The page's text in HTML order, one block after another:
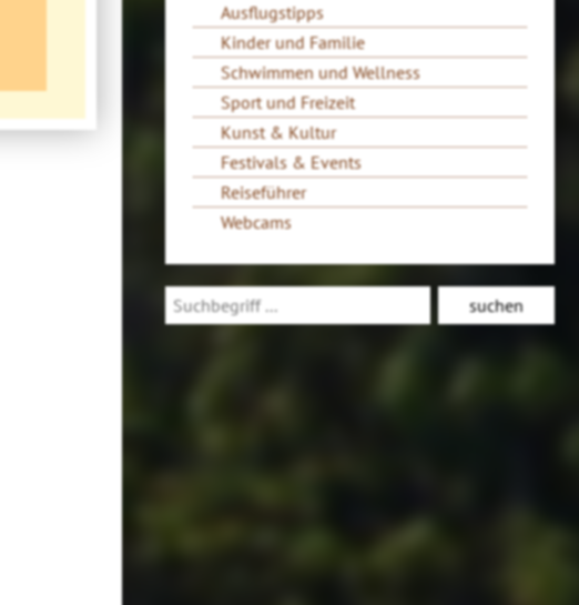
Ausflugstipps
Kinder und Familie
Schwimmen und Wellness
Sport und Freizeit
Kunst & Kultur
Festivals & Events
Reiseführer
Webcams